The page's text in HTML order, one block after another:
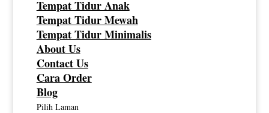
Tempat Tidur Anak
Tempat Tidur Mewah
Tempat Tidur Minimalis
About Us
Contact Us
Cara Order
Blog
Pilih Laman